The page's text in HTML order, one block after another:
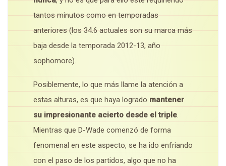
tantos minutos como en temporadas
anteriores (los 34.6 actuales son su marca más
baja desde la temporada 2012-13, año
sophomore).
Posiblemente, lo que más llame la atención a
estas alturas, es que haya logrado mantener
su impresionante acierto desde el triple.
Mientras que D-Wade comenzó de forma
fenomenal en este aspecto, se ha ido enfriando
con el paso de los partidos, algo que no ha